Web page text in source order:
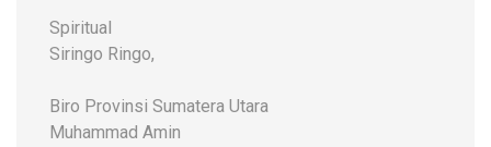
Spiritual
Siringo Ringo,
Biro Provinsi Sumatera Utara
Muhammad Amin